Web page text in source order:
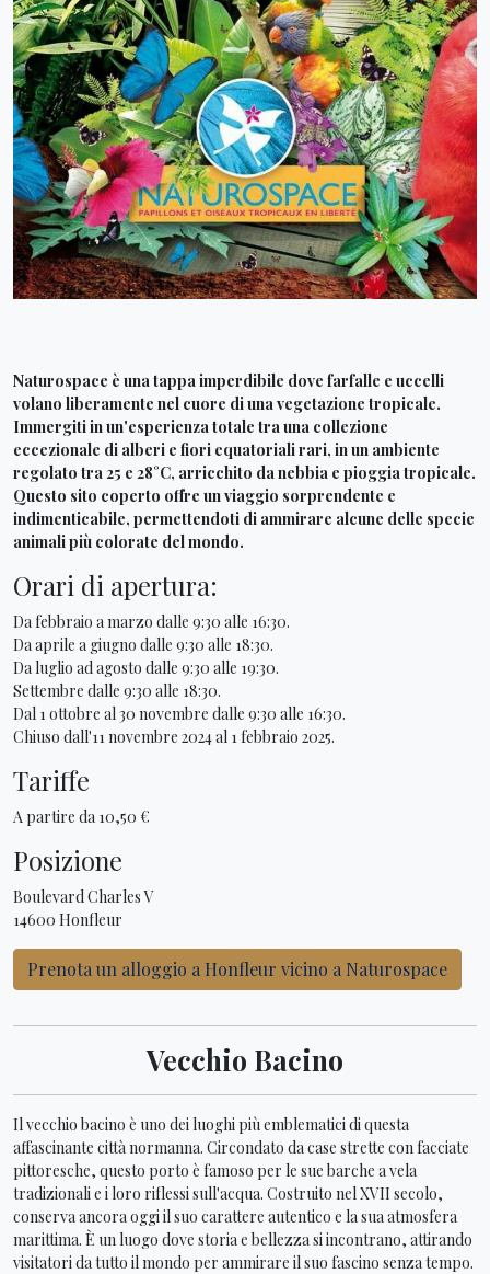
Naturospace è una tappa imperdibile dove farfalle e uccelli
volano liberamente nel cuore di una vegetazione tropicale.
Immergiti in un'esperienza totale tra una collezione
eccezionale di alberi e fiori equatoriali rari, in un ambiente
regolato tra 25 e 28°C, arricchito da nebbia e pioggia tropicale.
Questo sito coperto offre un viaggio sorprendente e
indimenticabile, permettendoti di ammirare alcune delle specie
animali più colorate del mondo.
Orari di apertura:
Da febbraio a marzo dalle 9:30 alle 16:30.
Da aprile a giugno dalle 9:30 alle 18:30.
Da luglio ad agosto dalle 9:30 alle 19:30.
Settembre dalle 9:30 alle 18:30.
Dal 1 ottobre al 30 novembre dalle 9:30 alle 16:30.
Chiuso dall'11 novembre 2024 al 1 febbraio 2025.
Tariffe
A partire da 10,50 €
Posizione
Boulevard Charles V
14600 Honfleur
Prenota un alloggio a Honfleur vicino a Naturospace
Vecchio Bacino
Il vecchio bacino è uno dei luoghi più emblematici di questa
affascinante città normanna. Circondato da case strette con facciate
pittoresche, questo porto è famoso per le sue barche a vela
tradizionali e i loro riflessi sull'acqua. Costruito nel XVII secolo,
conserva ancora oggi il suo carattere autentico e la sua atmosfera
marittima. È un luogo dove storia e bellezza si incontrano, attirando
visitatori da tutto il mondo per ammirare il suo fascino senza tempo.